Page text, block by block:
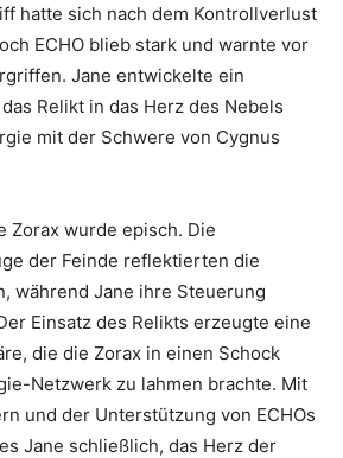
hatte sich nach dem Kontrollverlust
ECHO blieb stark und warnte vor
Jane entwickelte ein
Relikt in das Herz des Nebels
mit der Schwere von Cygnus
Zorax wurde episch. Die
der Feinde reflektierten die
während Jane ihre Steuerung
Einsatz des Relikts erzeugte eine
die die Zorax in einen Schock
Netzwerk zu lahmen brachte. Mit
und der Unterstützung von ECHOs
Jane schließlich, das Herz der